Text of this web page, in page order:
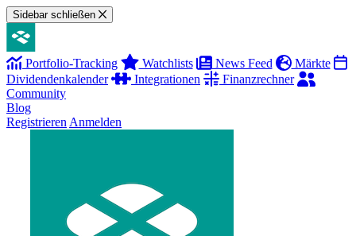
Sidebar schließen
Portfolio-Tracking Watchlists News Feed
Märkte
Dividendenkalender
Integrationen
Finanzrechner
Community
Blog
Registrieren Anmelden